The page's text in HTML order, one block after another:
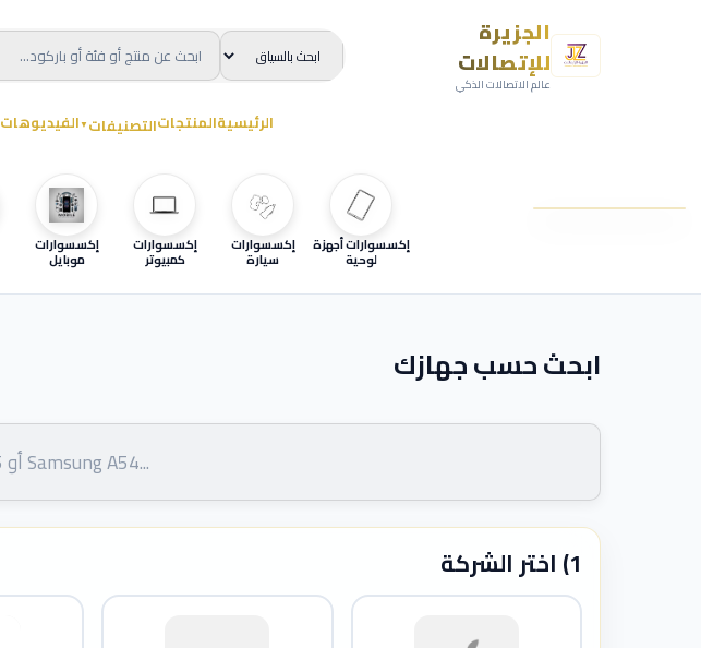
الجزيرة
للإتصالات
عالم الاتصالات الذكي
الرئيسيةالمنتجاتالتصنيفات ▼الفيديوهات
إكسسوارات أجهزة
لوحية
إكسسوارات
سيارة
إكسسوارات
كمبيوتر
إكسسوارات
موبايل
ابحث حسب جهازك
1) اختر الشركة